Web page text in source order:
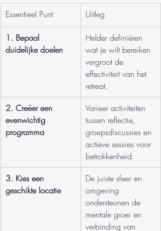
Essentieel Punt Uitleg
1. Bepaal
duidelijke doelen
Helder definiëren
wat je wilt bereiken
vergroot de
effectiviteit van het
retreat.
2. Creëer een
evenwichtig
programma
Varieer activiteiten
tussen reflectie,
groepsdiscussies en
actieve sessies voor
betrokkenheid.
3. Kies een
geschikte locatie
De juiste sfeer en
omgeving
ondersteunen de
mentale groei en
verbinding van